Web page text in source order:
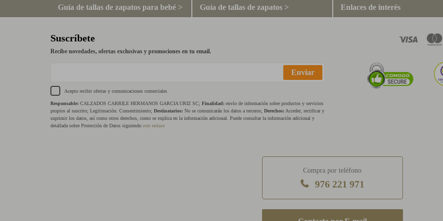
Guía de tallas de zapatos para bebé > Guía de tallas de zapatos > Enlaces de interés
Suscríbete
Recibe novedades, ofertas exclusivas y promociones en tu email.
Enviar
Acepto recibir ofertas y comunicaciones comerciales
Responsable: CALZADOS CARRILE HERMANOS GARCIA URIZ SC; Finalidad: envío de información sobre productos y servicios
propios al suscrito; Legitimación: Consentimiento; Destinatarios: No se comunicarán los datos a terceros; Derechos: Acceder, rectificar y
suprimir los datos, así como otros derechos, como se explica en la información adicional. Puede consultar la información adicional y
detallada sobre Protección de Datos siguiendo este enlace
Compra por teléfono
976 221 971